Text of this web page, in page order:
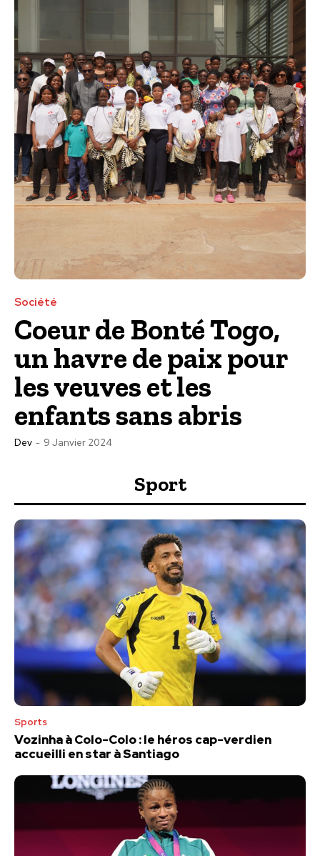
Société
Coeur de Bonté Togo,
un havre de paix pour
les veuves et les
enfants sans abris
Dev - 9 Janvier 2024
Sport
Sports
Vozinha à Colo-Colo : le héros cap-verdien
accueilli en star à Santiago